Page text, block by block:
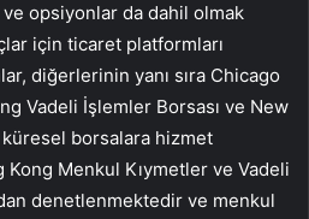
opsiyonlar da dahil olmak
için ticaret platformları
diğerlerinin yanı sıra Chicago
Vadeli İşlemler Borsası ve New
borsalara hizmet
Menkul Kıymetler ve Vadeli
denetlenmektedir ve menkul